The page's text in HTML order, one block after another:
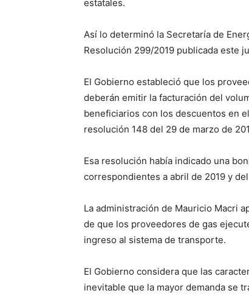
estatales.
Así lo determinó la Secretaría de
Resolución 299/2019 publicada este
El Gobierno estableció que los
deberán emitir la facturación del
beneficiarios con los descuentos en
resolución 148 del 29 de marzo de
Esa resolución había indicado una
correspondientes a abril de 2019 y
La administración de Mauricio Macri
de que los proveedores de gas
ingreso al sistema de transporte.
El Gobierno considera que las
inevitable que la mayor demanda se